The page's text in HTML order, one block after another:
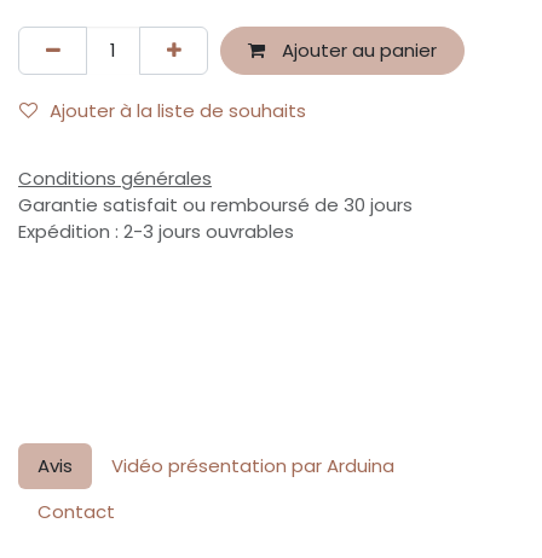
Ajouter au panier
Ajouter à la liste de souhaits
Conditions générales
Garantie satisfait ou remboursé de 30 jours
Expédition : 2-3 jours ouvrables
Avis
Vidéo présentation par Arduina
Contact